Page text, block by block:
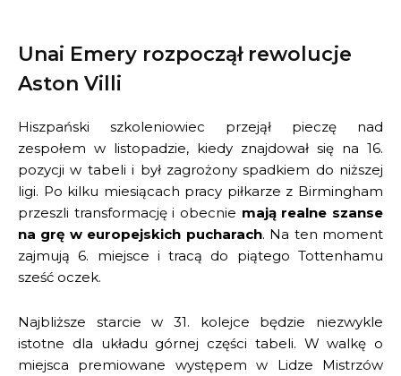
Unai Emery rozpoczął rewolucje
Aston Villi
Hiszpański szkoleniowiec przejął pieczę nad
zespołem w listopadzie, kiedy znajdował się na 16.
pozycji w tabeli i był zagrożony spadkiem do niższej
ligi. Po kilku miesiącach pracy piłkarze z Birmingham
przeszli transformację i obecnie mają realne szanse
na grę w europejskich pucharach. Na ten moment
zajmują 6. miejsce i tracą do piątego Tottenhamu
sześć oczek.
Najbliższe starcie w 31. kolejce będzie niezwykle
istotne dla układu górnej części tabeli. W walkę o
miejsca premiowane występem w Lidze Mistrzów